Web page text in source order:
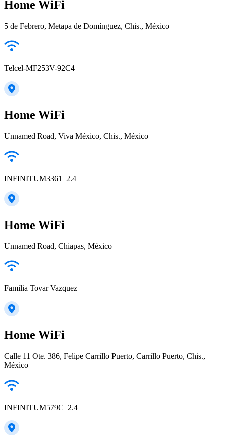
Home WiFi
5 de Febrero, Metapa de Domínguez, Chis., México
Telcel-MF253V-92C4
Home WiFi
Unnamed Road, Viva México, Chis., México
INFINITUM3361_2.4
Home WiFi
Unnamed Road, Chiapas, México
Familia Tovar Vazquez
Home WiFi
Calle 11 Ote. 386, Felipe Carrillo Puerto, Carrillo Puerto, Chis.,
México
INFINITUM579C_2.4